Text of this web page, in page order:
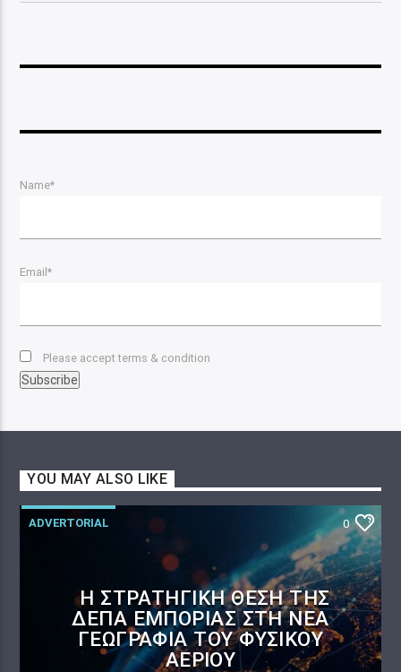
Name*
Email*
Please accept terms & condition
YOU MAY ALSO LIKE
ADVERTORIAL 0
Η ΣΤΡΑΤΗΓΙΚΉ ΘΈΣΗ ΤΗΣ
ΔΕΠΑ ΕΜΠΟΡΊΑΣ ΣΤΗ ΝΈΑ
ΓΕΩΓΡΑΦΊΑ ΤΟΥ ΦΥΣΙΚΟΎ
ΑΕΡΊΟΥ